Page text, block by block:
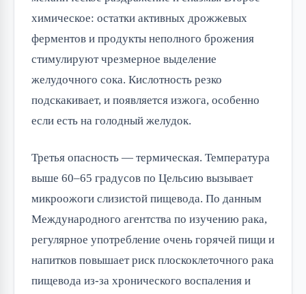
химическое: остатки активных дрожжевых
ферментов и продукты неполного брожения
стимулируют чрезмерное выделение
желудочного сока. Кислотность резко
подскакивает, и появляется изжога, особенно
если есть на голодный желудок.
Третья опасность — термическая. Температура
выше 60–65 градусов по Цельсию вызывает
микроожоги слизистой пищевода. По данным
Международного агентства по изучению рака,
регулярное употребление очень горячей пищи и
напитков повышает риск плоскоклеточного рака
пищевода из-за хронического воспаления и